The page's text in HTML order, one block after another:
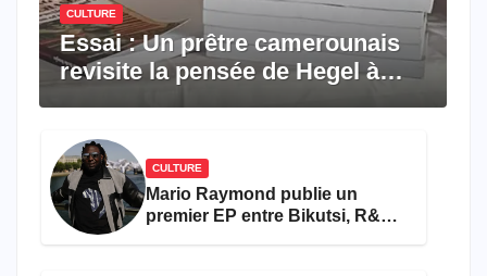
CULTURE
Essai : Un prêtre camerounais
revisite la pensée de Hegel à
CULTURE
Mario Raymond publie un
premier EP entre Bikutsi, R&B